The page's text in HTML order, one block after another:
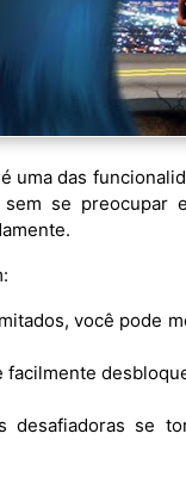
das
se preocupar
você pode
facilmente
desafiadoras se